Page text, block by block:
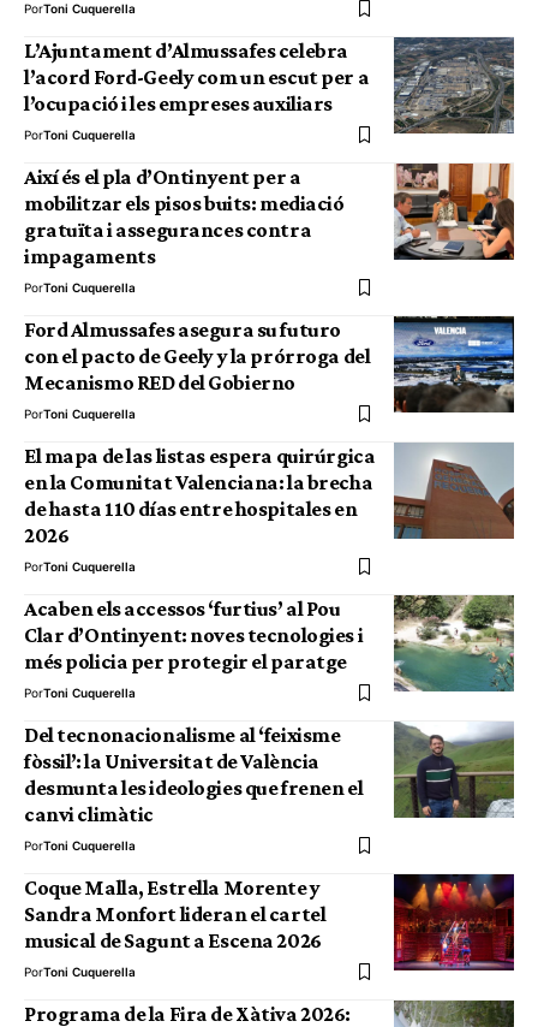
PorToni Cuquerella
L’Ajuntament d’Almussafes celebra
l’acord Ford-Geely com un escut per a
l’ocupació i les empreses auxiliars
PorToni Cuquerella
Així és el pla d’Ontinyent per a
mobilitzar els pisos buits: mediació
gratuïta i assegurances contra
impagaments
PorToni Cuquerella
Ford Almussafes asegura su futuro
con el pacto de Geely y la prórroga del
Mecanismo RED del Gobierno
PorToni Cuquerella
El mapa de las listas espera quirúrgica
en la Comunitat Valenciana: la brecha
de hasta 110 días entre hospitales en
2026
PorToni Cuquerella
Acaben els accessos ‘furtius’ al Pou
Clar d’Ontinyent: noves tecnologies i
més policia per protegir el paratge
PorToni Cuquerella
Del tecnonacionalisme al ‘feixisme
fòssil’: la Universitat de València
desmunta les ideologies que frenen el
canvi climàtic
PorToni Cuquerella
Coque Malla, Estrella Morente y
Sandra Monfort lideran el cartel
musical de Sagunt a Escena 2026
PorToni Cuquerella
Programa de la Fira de Xàtiva 2026: